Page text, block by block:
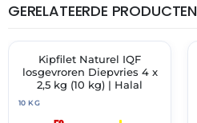
GERELATEERDE PRODUCTEN
🔥 OP=OP
THT:
27-
Kipfilet Naturel IQF
losgevroren Diepvries 4 x
2,5 kg (10 kg) | Halal
10 KG